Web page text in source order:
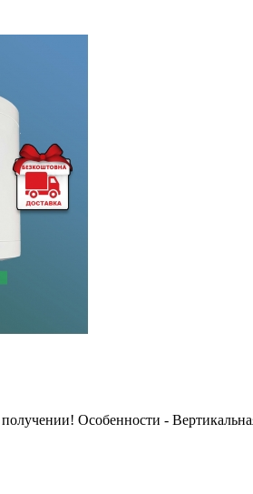
Особенности -